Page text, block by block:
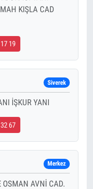
KIŞLA CAD
19
Siverek
İŞKUR YANI
67
Merkez
OSMAN AVNİ CAD.